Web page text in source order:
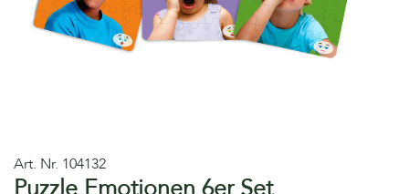
Art. Nr. 104132